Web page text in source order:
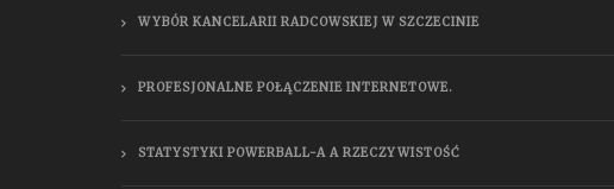
WYBÓR KANCELARII RADCOWSKIEJ W SZCZECINIE
PROFESJONALNE POŁĄCZENIE INTERNETOWE.
STATYSTYKI POWERBALL-A A RZECZYWISTOŚĆ